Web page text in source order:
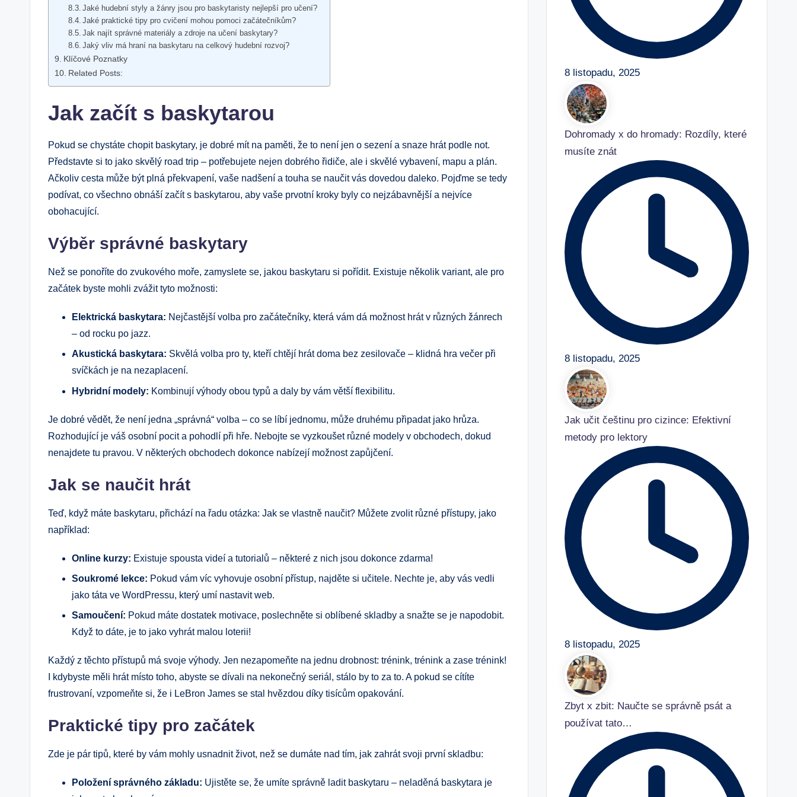
Jaké hudební styly a žánry jsou pro baskytaristy nejlepší pro učení?
Jaké praktické tipy pro cvičení mohou pomoci začátečníkům?
Jak najít správné materiály a zdroje na učení baskytary?
Jaký vliv má hraní na baskytaru na celkový hudební rozvoj?
Klíčové Poznatky
Related Posts:
Jak začít s baskytarou
Pokud se chystáte chopit baskytary, je dobré mít na paměti, že to není jen o sezení a snaze hrát podle not.
Představte si to jako skvělý road trip – potřebujete nejen dobrého řidiče, ale i skvělé vybavení, mapu a plán.
Ačkoliv cesta může být plná překvapení, vaše nadšení a touha se naučit vás dovedou daleko. Pojďme se tedy
podívat, co všechno obnáší začít s baskytarou, aby vaše prvotní kroky byly co nejzábavnější a nejvíce
obohacující.
Výběr správné baskytary
Než se ponoříte do zvukového moře, zamyslete se, jakou baskytaru si pořídit. Existuje několik variant, ale pro
začátek byste mohli zvážit tyto možnosti:
Elektrická baskytara: Nejčastější volba pro začátečníky, která vám dá možnost hrát v různých žánrech
– od rocku po jazz.
Akustická baskytara: Skvělá volba pro ty, kteří chtějí hrát doma bez zesilovače – klidná hra večer při
svíčkách je na nezaplacení.
Hybridní modely: Kombinují výhody obou typů a daly by vám větší flexibilitu.
Je dobré vědět, že není jedna „správná“ volba – co se líbí jednomu, může druhému připadat jako hrůza.
Rozhodující je váš osobní pocit a pohodlí při hře. Nebojte se vyzkoušet různé modely v obchodech, dokud
nenajdete tu pravou. V některých obchodech dokonce nabízejí možnost zapůjčení.
Jak se naučit hrát
Teď, když máte baskytaru, přichází na řadu otázka: Jak se vlastně naučit? Můžete zvolit různé přístupy, jako
například:
Online kurzy: Existuje spousta videí a tutorialů – některé z nich jsou dokonce zdarma!
Soukromé lekce: Pokud vám víc vyhovuje osobní přístup, najděte si učitele. Nechte je, aby vás vedli
jako táta ve WordPressu, který umí nastavit web.
Samoučení: Pokud máte dostatek motivace, poslechněte si oblíbené skladby a snažte se je napodobit.
Když to dáte, je to jako vyhrát malou loterii!
Každý z těchto přístupů má svoje výhody. Jen nezapomeňte na jednu drobnost: trénink, trénink a zase trénink!
I kdybyste měli hrát místo toho, abyste se dívali na nekonečný seriál, stálo by to za to. A pokud se cítíte
frustrovaní, vzpomeňte si, že i LeBron James se stal hvězdou díky tisícům opakování.
Praktické tipy pro začátek
Zde je pár tipů, které by vám mohly usnadnit život, než se dumáte nad tím, jak zahrát svoji první skladbu:
Položení správného základu: Ujistěte se, že umíte správně ladit baskytaru – neladěná baskytara je
8 listopadu, 2025
Dohromady x do hromady: Rozdíly, které
musíte znát
8 listopadu, 2025
Jak učit češtinu pro cizince: Efektivní
metody pro lektory
8 listopadu, 2025
Zbyt x zbit: Naučte se správně psát a
používat tato…